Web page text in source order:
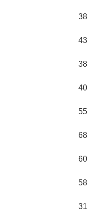
38
43
38
40
55
68
60
58
31